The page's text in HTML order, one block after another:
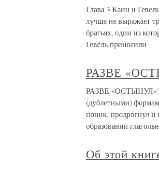
Глава 3 Каин и
лучше не выражает
братьях, один из
Гевель приносили
РАЗВЕ
РАЗВЕ «ОСТЫНУЛ»?
(дублетными)
поник, продрогнул и
образовании
Об этой